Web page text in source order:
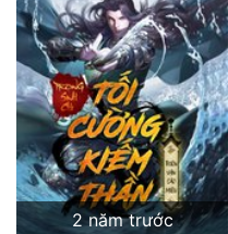
Xây Dựng Thế Lực
Đam Mỹ
Đẹp
Đẹp Hiệp
Tính Cách Nhân Vật :
2 năm trước